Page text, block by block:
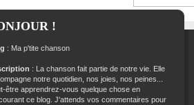
!
: Ma p'tite chanson
: La chanson fait partie de notre vie. Elle
notre quotidien, nos joies, nos peines...
être apprendrez-vous quelque chose en
ce blog. J'attends vos commentaires pour